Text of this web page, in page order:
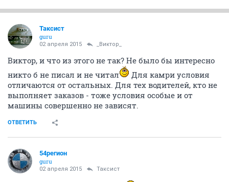
Таксист
guru
02 апреля 2015 _Виктор_
Виктор, и что из этого не так? Не было бы интересно
никто б не писал и не читал
Для камри условия
отличаются от остальных. Для тех водителей, кто не
выполняет заказов - тоже условия особые и от
машины совершенно не зависят.
ОТВЕТИТЬ
54регион
guru
02 апреля 2015 Таксист